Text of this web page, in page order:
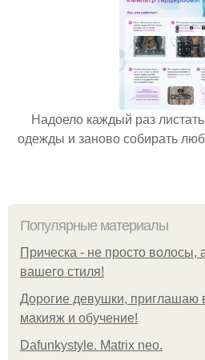
Надоело каждый раз
одежды и заново собирать
Популярные материалы
Прическа - не просто
вашего стиля!
Дорогие девушки, приглашаю
макияж и обучение!
Dafunkystyle. Matrix neo.